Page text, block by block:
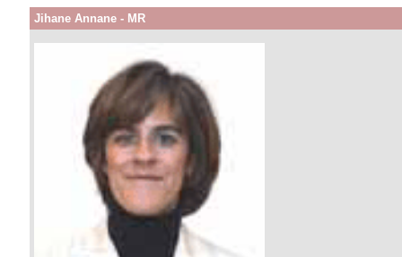
Jihane Annane - MR